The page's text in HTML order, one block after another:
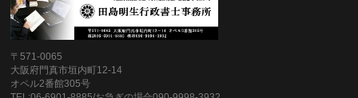
〒571-0065
大阪府門真市垣内町12-14
オペル2番館305号